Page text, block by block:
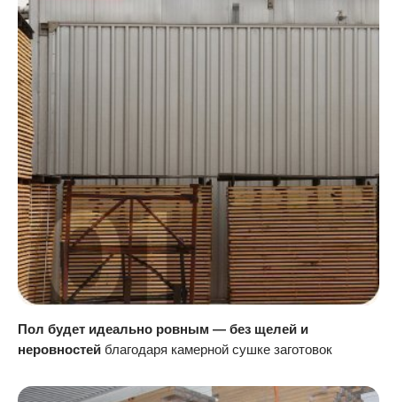
Пол будет идеально ровным — без щелей и
неровностей благодаря камерной сушке заготовок